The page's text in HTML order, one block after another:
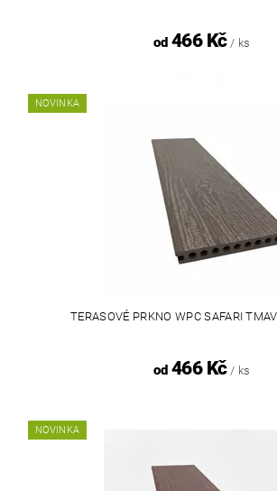
od466 Kč / ks
NOVINKA
TERASOVÉ PRKNO WPC SAFARI
od466 Kč / ks
NOVINKA